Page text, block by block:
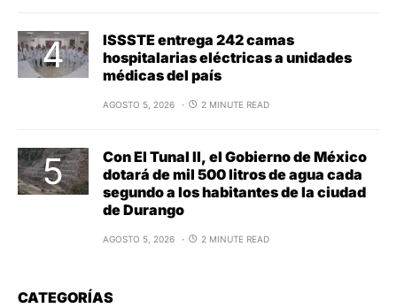
ISSSTE entrega 242 camas
hospitalarias eléctricas a unidades
médicas del país
AGOSTO 5, 2026 2 MINUTE READ
Con El Tunal II, el Gobierno de México
dotará de mil 500 litros de agua cada
segundo a los habitantes de la ciudad
de Durango
AGOSTO 5, 2026 2 MINUTE READ
CATEGORÍAS